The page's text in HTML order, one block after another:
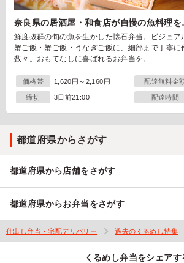
奈良県の居酒屋・和食店が自慢の魚料理
鮮度抜群の旬の魚を生かした懐石弁当。ビジュ
蟹ご飯・蟹ご飯・うなぎご飯に、細部まで丁寧に
数々。おもてなしに喜ばれるお弁当を。
価格帯 1,620円～2,160円 配達無料金
締切 3日前21:00 配達時間
都道府県からさがす
都道府県から店舗をさがす
都道府県からお弁当をさがす
仕出し弁当・宅配デリバリー 過去のくるめし特集
くるめし弁当をシェアす